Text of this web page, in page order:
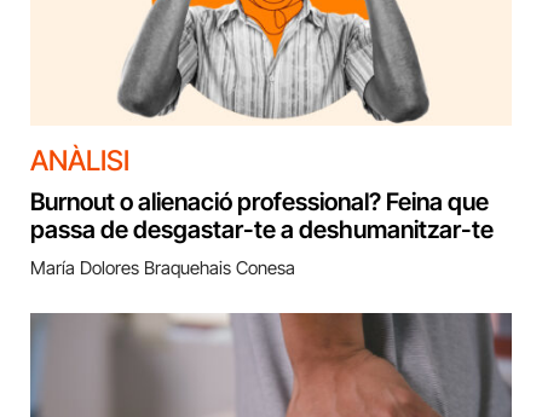
ANÀLISI
Burnout o alienació professional? Feina que
passa de desgastar-te a deshumanitzar-te
María Dolores Braquehais Conesa